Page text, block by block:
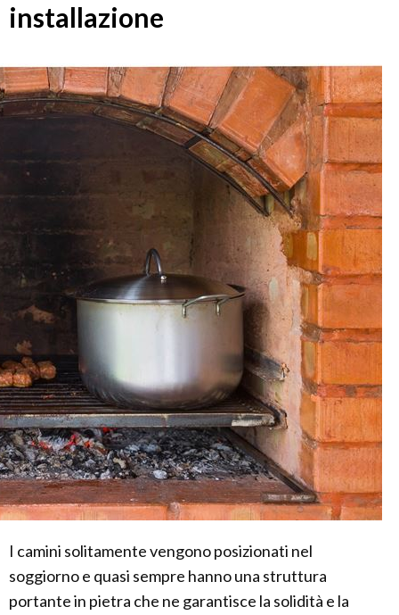
installazione
I camini solitamente vengono posizionati nel
soggiorno e quasi sempre hanno una struttura
portante in pietra che ne garantisce la solidità e la